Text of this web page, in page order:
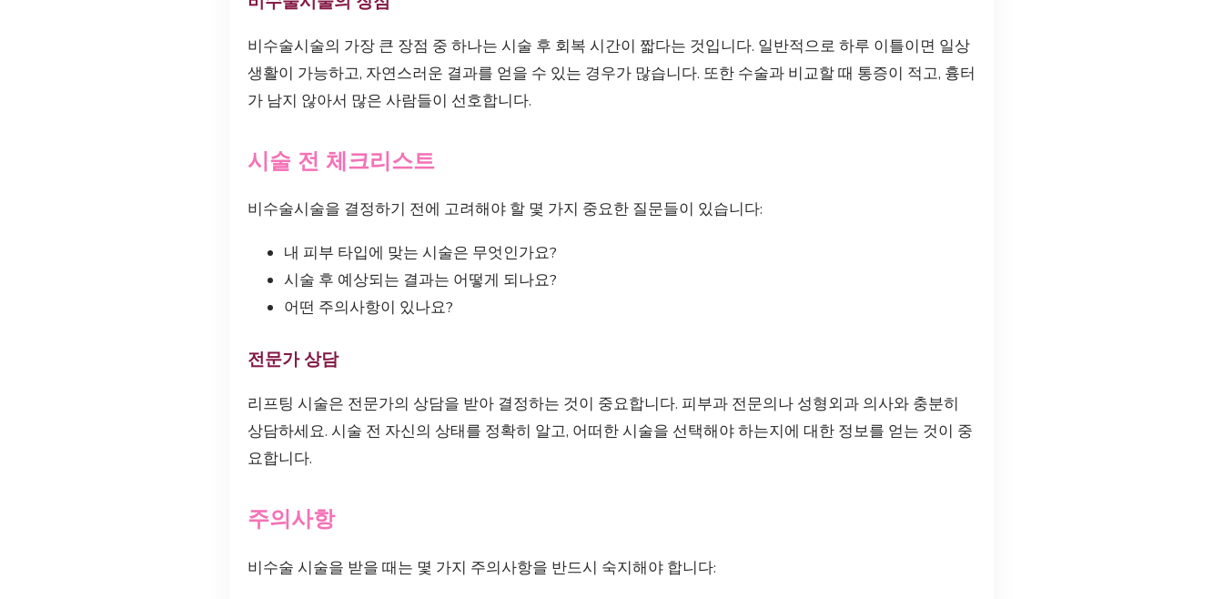
비수술시술의 가장 큰 장점 중 하나는 시술 후 회복 시간이 짧다는 것입니다. 일반적으로 하루 이틀이면 일상
생활이 가능하고, 자연스러운 결과를 얻을 수 있는 경우가 많습니다. 또한 수술과 비교할 때 통증이 적고, 흉터
가 남지 않아서 많은 사람들이 선호합니다.
시술 전 체크리스트
비수술시술을 결정하기 전에 고려해야 할 몇 가지 중요한 질문들이 있습니다:
내 피부 타입에 맞는 시술은 무엇인가요?
시술 후 예상되는 결과는 어떻게 되나요?
어떤 주의사항이 있나요?
전문가 상담
리프팅 시술은 전문가의 상담을 받아 결정하는 것이 중요합니다. 피부과 전문의나 성형외과 의사와 충분히
상담하세요. 시술 전 자신의 상태를 정확히 알고, 어떠한 시술을 선택해야 하는지에 대한 정보를 얻는 것이 중
요합니다.
주의사항
비수술 시술을 받을 때는 몇 가지 주의사항을 반드시 숙지해야 합니다: